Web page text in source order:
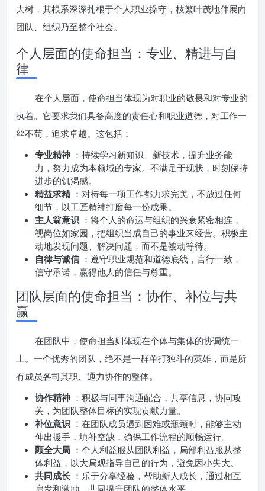
大树，其根系深深扎根于个人职业操守，枝繁叶茂地伸展向
团队、组织乃至整个社会。
个人层面的使命担当：专业、精进与自
律
在个人层面，使命担当体现为对职业的敬畏和对专业的
执着。它要求我们具备高度的责任心和职业道德，对工作一
丝不苟，追求卓越。这包括：
专业精神 ：持续学习新知识、新技术，提升业务能
力，努力成为本领域的专家。不满足于现状，时刻保持
进步的饥渴感。
精益求精 ：对待每一项工作都力求完美，不放过任何
细节，以工匠精神打磨每一份成果。
主人翁意识 ：将个人的命运与组织的兴衰紧密相连，
视岗位如家园，把组织当成自己的事业来经营。积极主
动地发现问题、解决问题，而不是被动等待。
自律与诚信 ：遵守职业规范和道德底线，言行一致，
信守承诺，赢得他人的信任与尊重。
团队层面的使命担当：协作、补位与共
赢
在团队中，使命担当则体现在个体与集体的协调统一
上。一个优秀的团队，绝不是一群单打独斗的英雄，而是所
有成员各司其职、通力协作的整体。
协作精神 ：积极与同事沟通配合，共享信息，协同攻
关，为团队整体目标的实现贡献力量。
补位意识 ：在团队成员遇到困难或瓶颈时，能够主动
伸出援手，填补空缺，确保工作流程的顺畅运行。
顾全大局 ：个人利益服从团队利益，局部利益服从整
体利益，以大局观指导自己的行为，避免因小失大。
共同成长 ：乐于分享经验，帮助新人成长，通过相互
启发和激励，共同提升团队的整体水平。